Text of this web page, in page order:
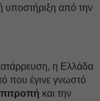
υποστήριξη από την
η Ελλάδα
που έγινε γνωστό
και την